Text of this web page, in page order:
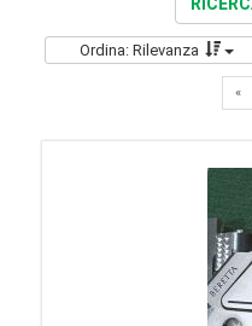
Ordina: Rilevanza
«